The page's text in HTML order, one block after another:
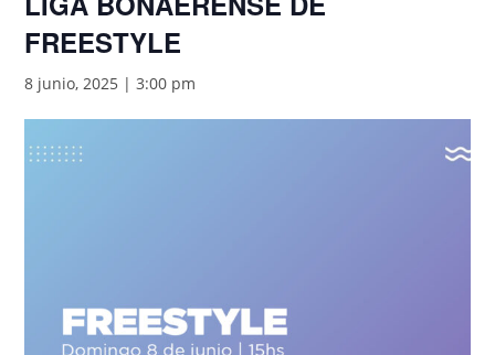
FREESTYLE
8 junio, 2025 | 3:00 pm